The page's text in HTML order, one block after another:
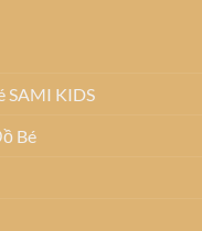
SAMI KIDS
Bé